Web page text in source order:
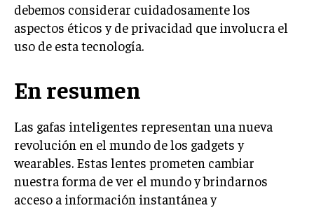
debemos considerar cuidadosamente los
aspectos éticos y de privacidad que involucra el
uso de esta tecnología.
En resumen
Las gafas inteligentes representan una nueva
revolución en el mundo de los gadgets y
wearables. Estas lentes prometen cambiar
nuestra forma de ver el mundo y brindarnos
acceso a información instantánea y